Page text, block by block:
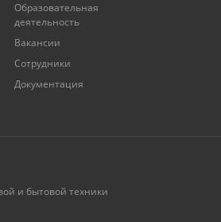
Образовательная
деятельность
Вакансии
Сотрудники
Документация
и бытовой техники